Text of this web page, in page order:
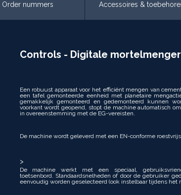
Order nummers Accessoires &
Controls - Digitale
Een robuust apparaat voor het efficiënt mengen van
een tafel gemonteerde eenheid met planetaire
gemakkelijk gemonteerd en gedemonteerd kunnen
voorkant wordt geopend, stopt de machine automatisch
in overeenstemming met de EG-vereisten.
De machine wordt geleverd met een EN-conforme
>
De machine werkt met een speciaal,
toetsenbord. Standaardsnelheden of door de gebruiker
eenvoudig worden geselecteerd (ook instelbaar tijdens het